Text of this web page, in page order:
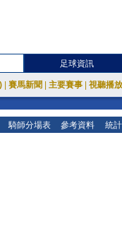
足球資訊
賽馬新聞 主要賽事 視聽播
騎師分場表 參考資料 統